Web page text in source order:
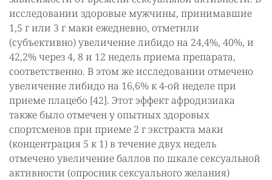
исследовании здоровые мужчины, принимавшие
1,5 г или 3 г маки ежедневно, отметили
(субъективно) увеличение либидо на 24,4%, 40%, и
42,2% через 4, 8 и 12 недель приема препарата,
соответственно. В этом же исследовании отмечено
увеличение либидо на 16,6% к 4-ой неделе при
приеме плацебо [42]. Этот эффект афродизиака
также было отмечен у опытных здоровых
спортсменов при приеме 2 г экстракта маки
(концентрация 5 к 1) в течение двух недель
отмечено увеличение баллов по шкале сексуальной
активности (опросник сексуального желания)